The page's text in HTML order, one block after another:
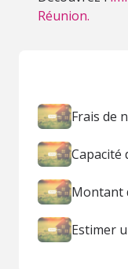
Réunion.
Frais de
Capacité
Montant
Estimer